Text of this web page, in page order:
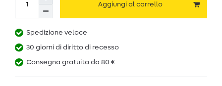
Aggiungi al carrello
Spedizione veloce
30 giorni di diritto di recesso
Consegna gratuita da 80 €